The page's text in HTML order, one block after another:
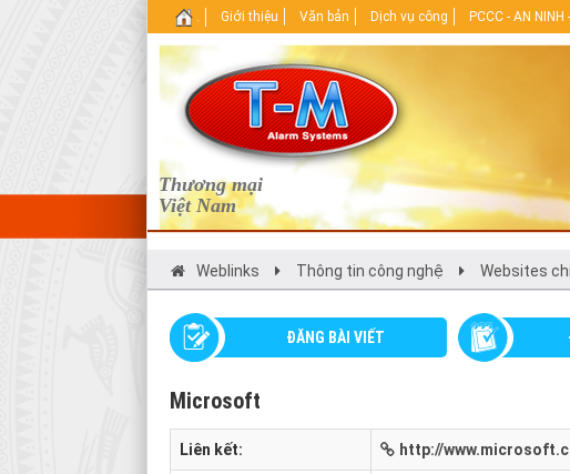
Thương mại
Việt Nam
. Giới thiệu Văn bản Dịch vụ công PCCC - AN NINH
Weblinks Thông tin công nghệ Websites
ĐĂNG BÀI VIẾT
Microsoft
Liên kết: http://